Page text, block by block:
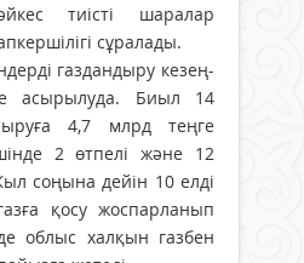
тиісті шаралар
сұралады.
газдандыру кезең-
асырылуда. Биыл 14
4,7 млрд теңге
2 өтпелі және 12
соңына дейін 10 елді
қосу жоспарланып
облыс халқын газбен